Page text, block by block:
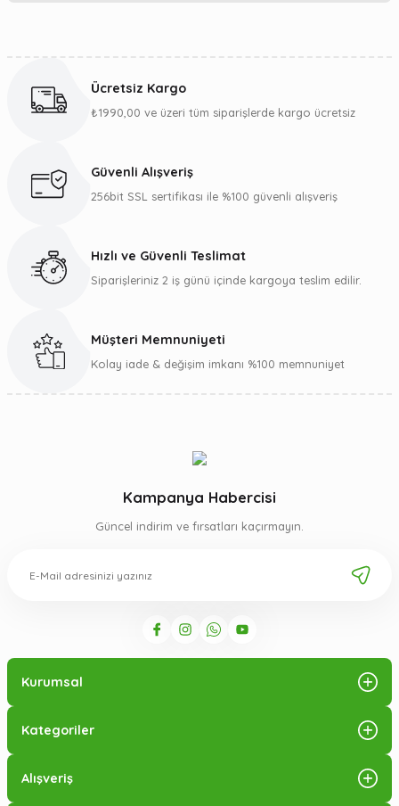
Görüş ve önerileriniz için teşekkür ederiz.
Ürün bilgilerinde hatalar bulunuyor.
Gönder
Ücretsiz Kargo
₺1990,00 ve üzeri tüm siparişlerde kargo ücretsiz
Güvenli Alışveriş
256bit SSL sertifikası ile %100 güvenli alışveriş
Hızlı ve Güvenli Teslimat
Siparişleriniz 2 iş günü içinde kargoya teslim edilir.
Müşteri Memnuniyeti
Kolay iade & değişim imkanı %100 memnuniyet
Kampanya Habercisi
Güncel indirim ve fırsatları kaçırmayın.
Kurumsal
Kategoriler
Alışveriş